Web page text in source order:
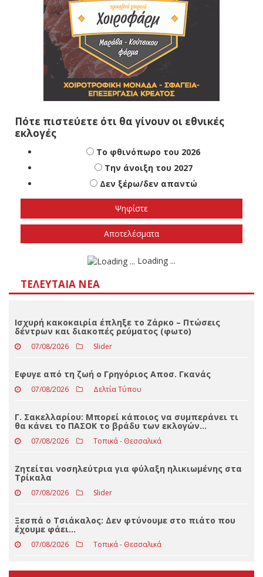
Πότε πιστεύετε ότι θα γίνουν οι εθνικές
εκλογές
Το φθινόπωρο του 2026
Την άνοιξη του 2027
Δεν ξέρω/δεν απαντώ
ΤΕΛΕΥΤΑΊΑ ΝΈΑ
Ισχυρή κακοκαιρία έπληξε το Ζάρκο – Πτώσεις
δέντρων και διακοπές ρεύματος (φωτο)
Eφυγε από τη ζωή ο Γρηγόριος Αποσ. Γκανάς
07/08/2026 Δελτία Τύπου
Γ. Σακελλαρίου: Μπορεί κάποιος να συμπεράνει τι
θα κάνει το ΠΑΣΟΚ το βράδυ των εκλογών…
07/08/2026 Τοπικά - Θεσσαλικά
Ζητείται νοσηλεύτρια για φύλαξη ηλικιωμένης στα
Τρίκαλα
07/08/2026 Slider
Ξεσπά ο Τσιάκαλος: Δεν φτύνουμε στο πιάτο που